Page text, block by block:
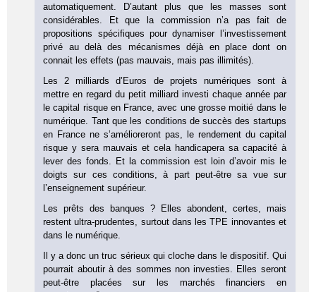
automatiquement. D’autant plus que les masses sont
considérables. Et que la commission n’a pas fait de
propositions spécifiques pour dynamiser l’investissement
privé au delà des mécanismes déjà en place dont on
connait les effets (pas mauvais, mais pas illimités).
Les 2 milliards d’Euros de projets numériques sont à
mettre en regard du petit milliard investi chaque année par
le capital risque en France, avec une grosse moitié dans le
numérique. Tant que les conditions de succès des startups
en France ne s’amélioreront pas, le rendement du capital
risque y sera mauvais et cela handicapera sa capacité à
lever des fonds. Et la commission est loin d’avoir mis le
doigts sur ces conditions, à part peut-être sa vue sur
l’enseignement supérieur.
Les prêts des banques ? Elles abondent, certes, mais
restent ultra-prudentes, surtout dans les TPE innovantes et
dans le numérique.
Il y a donc un truc sérieux qui cloche dans le dispositif. Qui
pourrait aboutir à des sommes non investies. Elles seront
peut-être placées sur les marchés financiers en